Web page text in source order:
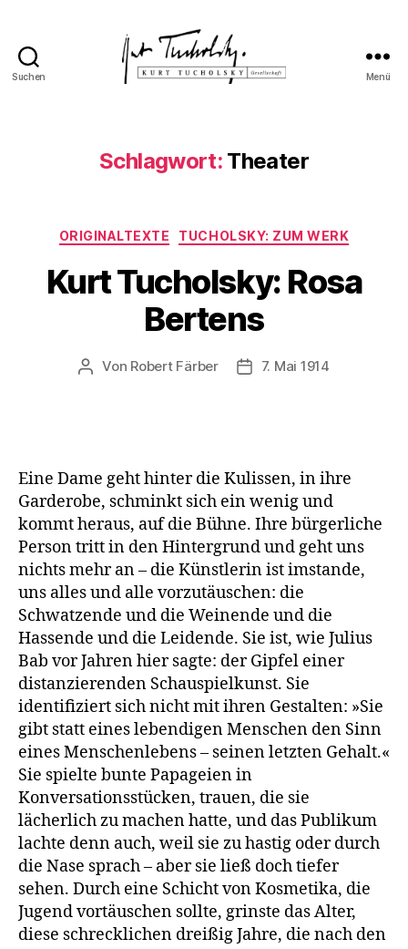
Suchen Menü
Schlagwort: Theater
Kategorien
ORIGINALTEXTE TUCHOLSKY: ZUM WERK
Kurt Tucholsky: Rosa
Bertens
Beitragsautor
Von Robert Färber Veröffentlichungsdatum
7. Mai 1914
Eine Dame geht hinter die Kulissen, in ihre
Garderobe, schminkt sich ein wenig und
kommt heraus, auf die Bühne. Ihre bürgerliche
Person tritt in den Hintergrund und geht uns
nichts mehr an – die Künstlerin ist imstande,
uns alles und alle vorzutäuschen: die
Schwatzende und die Weinende und die
Hassende und die Leidende. Sie ist, wie Julius
Bab vor Jahren hier sagte: der Gipfel einer
distanzierenden Schauspielkunst. Sie
identifiziert sich nicht mit ihren Gestalten: »Sie
gibt statt eines lebendigen Menschen den Sinn
eines Menschenlebens – seinen letzten Gehalt.«
Sie spielte bunte Papageien in
Konversationsstücken, trauen, die sie
lächerlich zu machen hatte, und das Publikum
lachte denn auch, weil sie zu hastig oder durch
die Nase sprach – aber sie ließ doch tiefer
sehen. Durch eine Schicht von Kosmetika, die
Jugend vortäuschen sollte, grinste das Alter,
diese schrecklichen dreißig Jahre, die nach den